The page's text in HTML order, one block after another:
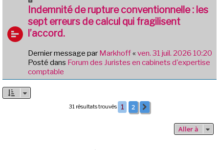
m
e
s
s
g
e
o
u
v
e
u
m
e
s
Indemnité de rupture conventionnelle : les
sept erreurs de calcul qui fragilisent
l’accord.
Dernier message par Markhoff« ven. 31 juil. 2026 10:20
Posté dans Forum des Juristes en cabinets d'expertise
comptable
31 résultats trouvés 1 2
Aller à